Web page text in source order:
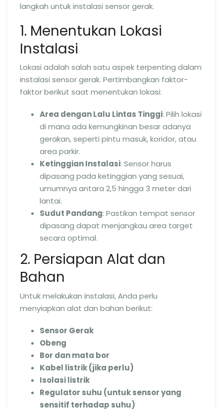
langkah untuk instalasi sensor gerak.
1. Menentukan Lokasi
Instalasi
Lokasi adalah salah satu aspek terpenting dalam
instalasi sensor gerak. Pertimbangkan faktor-
faktor berikut saat menentukan lokasi:
Area dengan Lalu Lintas Tinggi: Pilih lokasi
di mana ada kemungkinan besar adanya
gerakan, seperti pintu masuk, koridor, atau
area parkir.
Ketinggian Instalasi: Sensor harus
dipasang pada ketinggian yang sesuai,
umumnya antara 2,5 hingga 3 meter dari
lantai.
Sudut Pandang: Pastikan tempat sensor
dipasang dapat menjangkau area target
secara optimal.
2. Persiapan Alat dan
Bahan
Untuk melakukan instalasi, Anda perlu
menyiapkan alat dan bahan berikut:
Sensor Gerak
Obeng
Bor dan mata bor
Kabel listrik (jika perlu)
Isolasi listrik
Regulator suhu (untuk sensor yang
sensitif terhadap suhu)